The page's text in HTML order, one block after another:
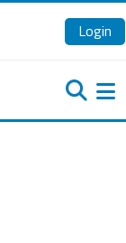
Login